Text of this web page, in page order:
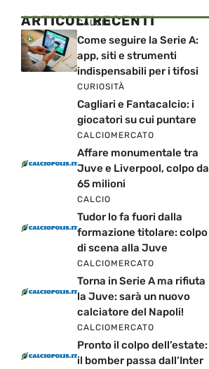
ARTICOLI RECENTI
CALCIO
Come seguire la Serie A:
app, siti e strumenti
indispensabili per i tifosi
CURIOSITÀ
Cagliari e Fantacalcio: i
giocatori su cui puntare
CALCIOMERCATO
Affare monumentale tra
Juve e Liverpool, colpo da
65 milioni
CALCIO
Tudor lo fa fuori dalla
formazione titolare: colpo
di scena alla Juve
CALCIOMERCATO
Torna in Serie A ma rifiuta
la Juve: sarà un nuovo
calciatore del Napoli!
CALCIOMERCATO
Pronto il colpo dell’estate:
il bomber passa dall’Inter